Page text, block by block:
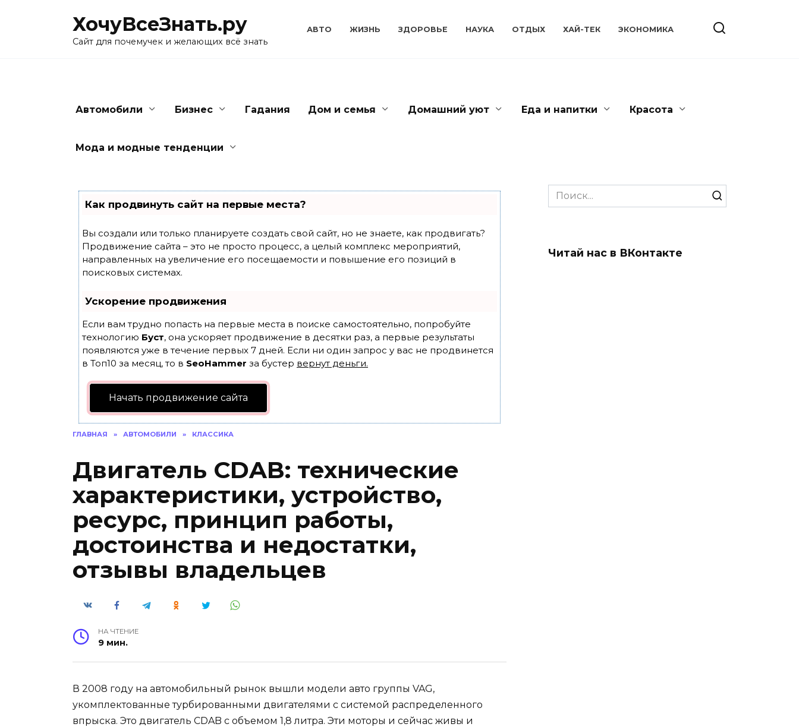
ХочуВсеЗнать.ру
Сайт для почемучек и желающих всё знать
АВТО ЖИЗНЬ ЗДОРОВЬЕ НАУКА ОТДЫХ ХАЙ-ТЕК ЭКОНОМИКА
Автомобили Бизнес Гадания Дом и семья Домашний уют Еда и напитки Красота
Мода и модные тенденции
Как продвинуть сайт на первые места?
Вы создали или только планируете создать свой сайт, но не знаете, как продвигать?
Продвижение сайта – это не просто процесс, а целый комплекс мероприятий,
направленных на увеличение его посещаемости и повышение его позиций в
поисковых системах.
Ускорение продвижения
Если вам трудно попасть на первые места в поиске самостоятельно, попробуйте
технологию Буст, она ускоряет продвижение в десятки раз, а первые результаты
появляются уже в течение первых 7 дней. Если ни один запрос у вас не продвинется
в Топ10 за месяц, то в SeoHammer за бустер вернут деньги.
Начать продвижение сайта
ГЛАВНАЯ » АВТОМОБИЛИ » КЛАССИКА
Двигатель CDAB: технические
характеристики, устройство,
ресурс, принцип работы,
достоинства и недостатки,
отзывы владельцев
НА ЧТЕНИЕ
9 мин.
В 2008 году на автомобильный рынок вышли модели авто группы VAG,
укомплектованные турбированными двигателями с системой распределенного
впрыска. Это двигатель CDAB с объемом 1,8 литра. Эти моторы и сейчас живы и
Search
for:
Читай нас в ВКонтакте